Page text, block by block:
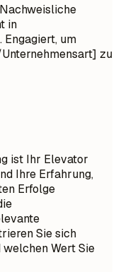
in
um
zu
ist Ihr Elevator
Ihre Erfahrung,
Erfolge
Sie sich
Wert Sie